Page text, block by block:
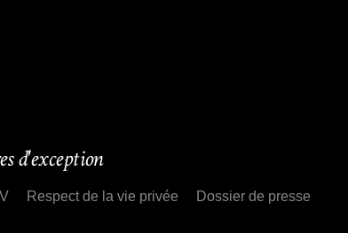
d'exception
Respect de la vie privée Dossier de presse